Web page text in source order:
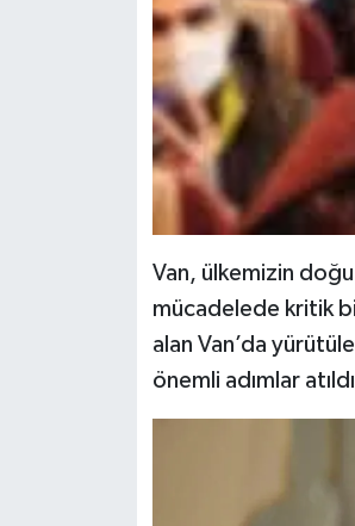
Van, ülkemizin doğu
mücadelede kritik
alan Van’da
önemli adımlar